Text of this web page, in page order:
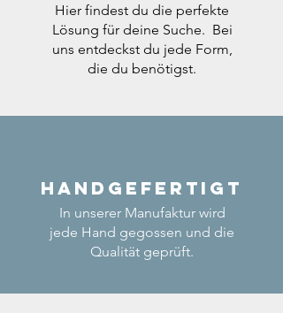
Hier findest du die perfekte
Lösung für deine Suche. Bei
uns entdeckst du jede Form,
die du benötigst.
Handgefertigt
In unserer Manufaktur wird
jede Hand gegossen und die
Qualität geprüft.